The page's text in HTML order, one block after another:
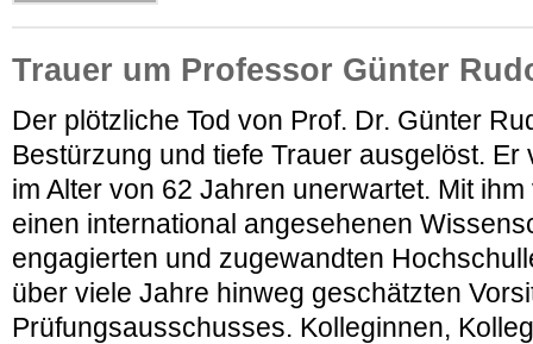
Trauer um Professor Günter
Der plötzliche Tod von Prof. Dr. Günter
Bestürzung und tiefe Trauer ausgelöst. Er
im Alter von 62 Jahren unerwartet. Mit
einen international angesehenen
engagierten und zugewandten
über viele Jahre hinweg geschätzten
Prüfungsausschusses. Kolleginnen,